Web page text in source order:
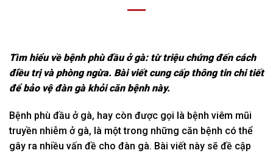
Tìm hiểu về bệnh phù đầu ở gà: từ triệu chứng đến cách
điều trị và phòng ngừa. Bài viết cung cấp thông tin chi tiết
để bảo vệ đàn gà khỏi căn bệnh này.
Bệnh phù đầu ở gà, hay còn được gọi là bệnh viêm mũi
truyền nhiễm ở gà, là một trong những căn bệnh có thể
gây ra nhiều vấn đề cho đàn gà. Bài viết này sẽ đề cập